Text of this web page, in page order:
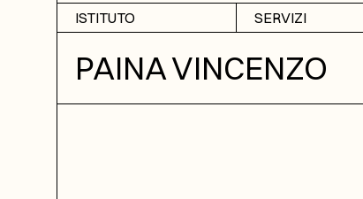
ISTITUTO
Informazioni
Sezione di Bassano del
SERVIZI
Ricerche
Fotoriproduzione
PAINA VINCENZO